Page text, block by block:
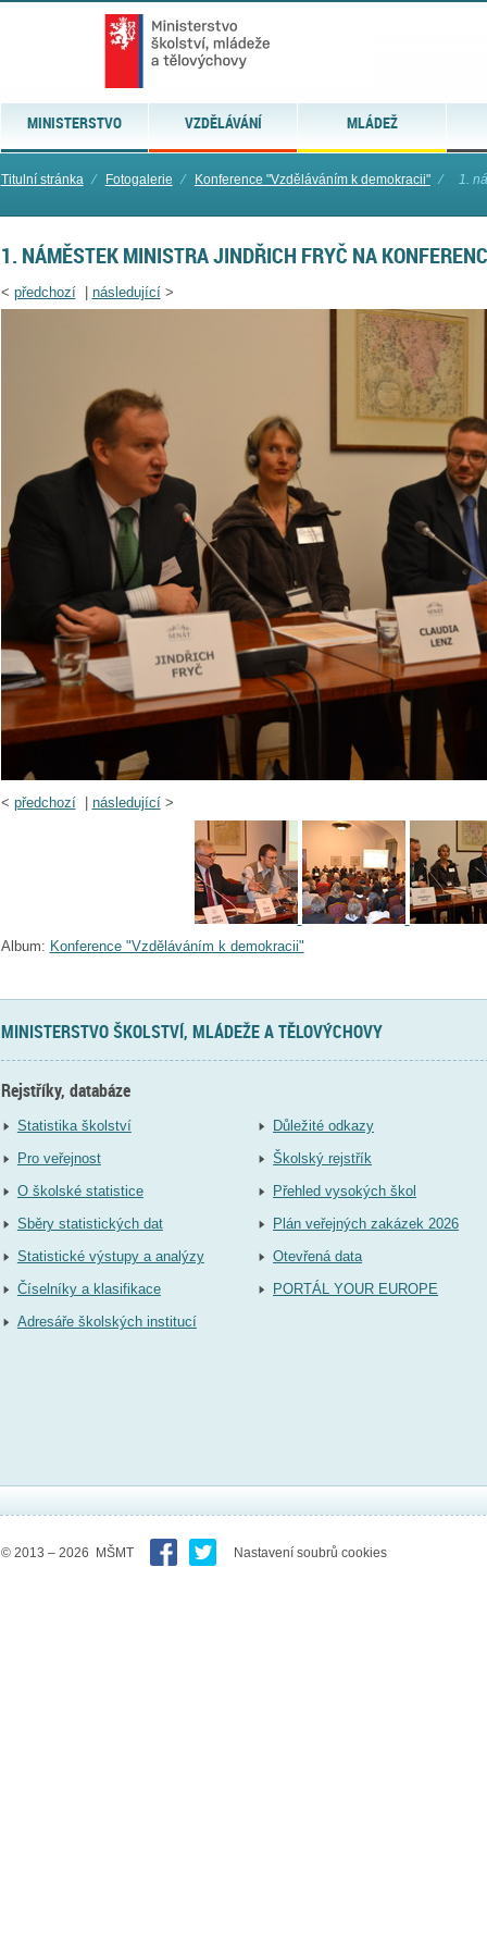
MINISTERSTVO VZDĚLÁVÁNÍ MLÁDEŽ
Titulní stránka ⁄ Fotogalerie ⁄ Konference "Vzděláváním k demokracii" ⁄ 1.
1. NÁMĚSTEK MINISTRA JINDŘICH FRYČ NA
< předchozí| následující>
< předchozí| následující>
Album: Konference "Vzděláváním k demokracii"
MINISTERSTVO ŠKOLSTVÍ, MLÁDEŽE A TĚLOVÝCHOVY
Rejstříky, databáze
Statistika školství
Pro veřejnost
O školské statistice
Sběry statistických dat
Statistické výstupy a analýzy
Číselníky a klasifikace
Adresáře školských institucí
Důležité odkazy
Školský rejstřík
Přehled vysokých škol
Plán veřejných zakázek 2026
Otevřená data
PORTÁL YOUR EUROPE
© 2013 – 2026 MŠMT Nastavení soubrů cookies